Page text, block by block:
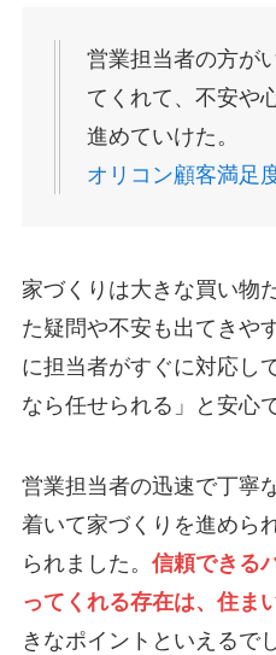
営業担当者の方が
てくれて、不安や
進めていけた。
オリコン顧客満足
家づくりは大きな買い物
た疑問や不安も出てきや
に担当者がすぐに対応し
なら任せられる」と安心
営業担当者の迅速で丁寧
着いて家づくりを進めら
られました。 信頼できる
ってくれる存在は、住ま
きなポイントといえるで